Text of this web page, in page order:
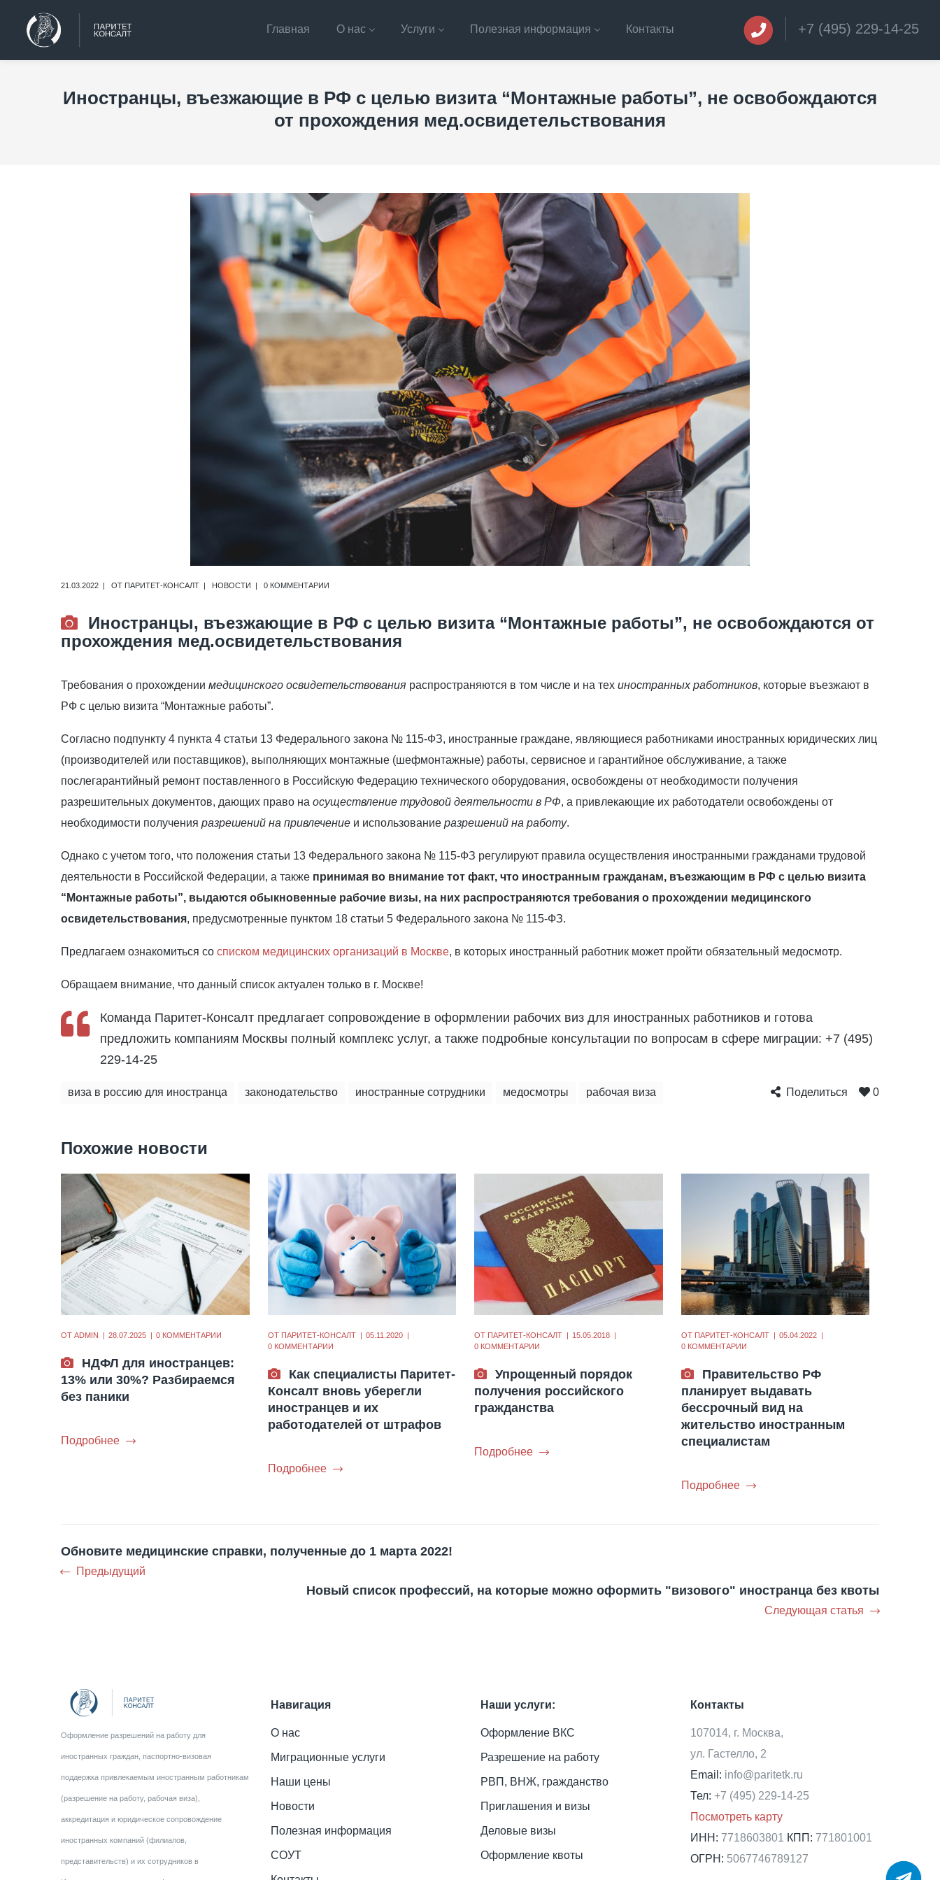
Главная О нас Услуги Полезная информация Контакты +7 (495) 229-14-25
Иностранцы, въезжающие в РФ с целью визита “Монтажные работы”, не освобождаются
от прохождения мед.освидетельствования
21.03.2022 ОТ ПАРИТЕТ-КОНСАЛТ НОВОСТИ 0 КОММЕНТАРИИ
Иностранцы, въезжающие в РФ с целью визита “Монтажные работы”, не освобождаются от
прохождения мед.освидетельствования
Требования о прохождении медицинского освидетельствования распространяются в том числе и на тех иностранных работников, которые въезжают в
РФ с целью визита “Монтажные работы”.
Согласно подпункту 4 пункта 4 статьи 13 Федерального закона № 115-ФЗ, иностранные граждане, являющиеся работниками иностранных юридических лиц
(производителей или поставщиков), выполняющих монтажные (шефмонтажные) работы, сервисное и гарантийное обслуживание, а также
послегарантийный ремонт поставленного в Российскую Федерацию технического оборудования, освобождены от необходимости получения
разрешительных документов, дающих право на осуществление трудовой деятельности в РФ, а привлекающие их работодатели освобождены от
необходимости получения разрешений на привлечение и использование разрешений на работу.
Однако с учетом того, что положения статьи 13 Федерального закона № 115-ФЗ регулируют правила осуществления иностранными гражданами трудовой
деятельности в Российской Федерации, а также принимая во внимание тот факт, что иностранным гражданам, въезжающим в РФ с целью визита
“Монтажные работы”, выдаются обыкновенные рабочие визы, на них распространяются требования о прохождении медицинского
освидетельствования, предусмотренные пунктом 18 статьи 5 Федерального закона № 115-ФЗ.
Предлагаем ознакомиться со списком медицинских организаций в Москве, в которых иностранный работник может пройти обязательный медосмотр.
Обращаем внимание, что данный список актуален только в г. Москве!
Команда Паритет-Консалт предлагает сопровождение в оформлении рабочих виз для иностранных работников и готова
предложить компаниям Москвы полный комплекс услуг, а также подробные консультации по вопросам в сфере миграции: +7 (495)
229-14-25
виза в россию для иностранца законодательство иностранные сотрудники медосмотры рабочая виза Поделиться 0
Похожие новости
ОТ ADMIN 28.07.2025 0 КОММЕНТАРИИ
НДФЛ для иностранцев:
13% или 30%? Разбираемся
без паники
Подробнее
ОТ ПАРИТЕТ-КОНСАЛТ
05.11.2020
0 КОММЕНТАРИИ
Как специалисты Паритет-
Консалт вновь уберегли
иностранцев и их
работодателей от штрафов
Подробнее
ОТ ПАРИТЕТ-КОНСАЛТ
15.05.2018
0 КОММЕНТАРИИ
Упрощенный порядок
получения российского
гражданства
Подробнее
ОТ ПАРИТЕТ-КОНСАЛТ
05.04.2022
0 КОММЕНТАРИИ
Правительство РФ
планирует выдавать
бессрочный вид на
жительство иностранным
специалистам
Подробнее
Обновите медицинские справки, полученные до 1 марта 2022!
Предыдущий
Новый список профессий, на которые можно оформить "визового" иностранца без квоты
Следующая статья
Оформление разрешений на работу для
иностранных граждан, паспортно-визовая
поддержка привлекаемым иностранным работникам
(разрешение на работу, рабочая виза),
аккредитация и юридическое сопровождение
иностранных компаний (филиалов,
представительств) и их сотрудников в
Навигация
О нас
Миграционные услуги
Наши цены
Новости
Полезная информация
СОУТ
Наши услуги:
Оформление ВКС
Разрешение на работу
РВП, ВНЖ, гражданство
Приглашения и визы
Деловые визы
Оформление квоты
Контакты
107014, г. Москва,
ул. Гастелло, 2
Email: info@paritetk.ru
Тел: +7 (495) 229-14-25
Посмотреть карту
ИНН: 7718603801 КПП: 771801001
ОГРН: 5067746789127